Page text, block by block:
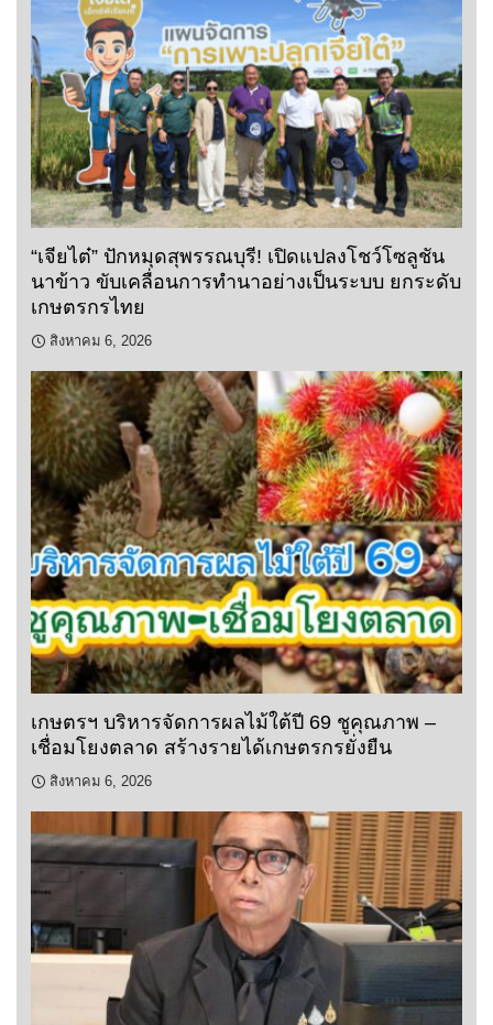
“เจียไต๋” ปักหมุดสุพรรณบุรี! เปิดแปลงโชว์โซลูชัน
นาข้าว ขับเคลื่อนการทำนาอย่างเป็นระบบ ยกระดับ
เกษตรกรไทย
สิงหาคม 6, 2026
เกษตรฯ บริหารจัดการผลไม้ใต้ปี 69 ชูคุณภาพ –
เชื่อมโยงตลาด สร้างรายได้เกษตรกรยั่งยืน
สิงหาคม 6, 2026